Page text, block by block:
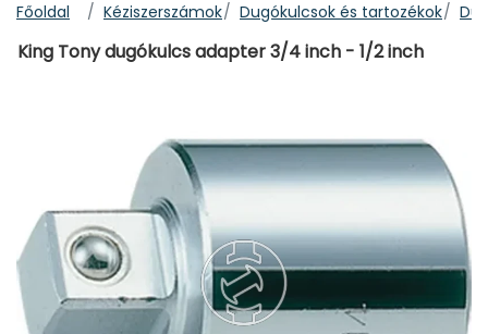
Főoldal Kéziszerszámok Dugókulcsok és tartozékok
King Tony dugókulcs adapter 3/4 inch - 1/2 inch